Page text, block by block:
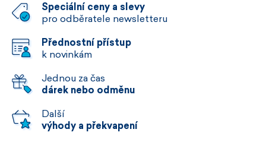
Speciální ceny a slevy
pro odběratele newsletteru
Přednostní přístup
k novinkám
Jednou za čas
dárek nebo odměnu
Další
výhody a překvapení